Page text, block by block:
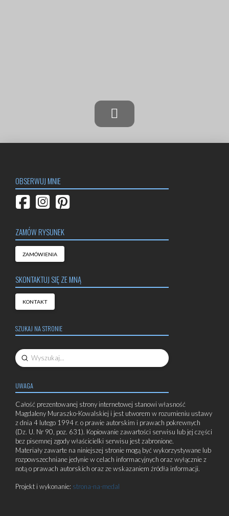
Next
OBSERWUJ MNIE
ZAMÓW RYSUNEK
ZAMÓWIENIA
SKONTAKTUJ SIĘ ZE MNĄ
KONTAKT
SZUKAJ NA STRONIE
Search
Submit
UWAGA
Całość prezentowanej strony internetowej stanowi własność
Magdaleny Muraszko-Kowalskiej i jest utworem w rozumieniu ustawy
z dnia 4 lutego 1994 r. o prawie autorskim i prawach pokrewnych
(Dz. U. Nr 90, poz. 631). Kopiowanie zawartości serwisu lub jej części
bez pisemnej zgody właścicielki serwisu jest zabronione.
Materiały zawarte na niniejszej stronie mogą być wykorzystywane lub
rozpowszechniane jedynie w celach informacyjnych oraz wyłącznie z
notą o prawach autorskich oraz ze wskazaniem źródła informacji.
Projekt i wykonanie: strona-na-medal